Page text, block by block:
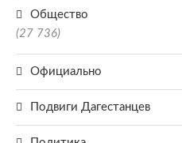
Общество
(27 736)
Официально
Подвиги Дагестанцев